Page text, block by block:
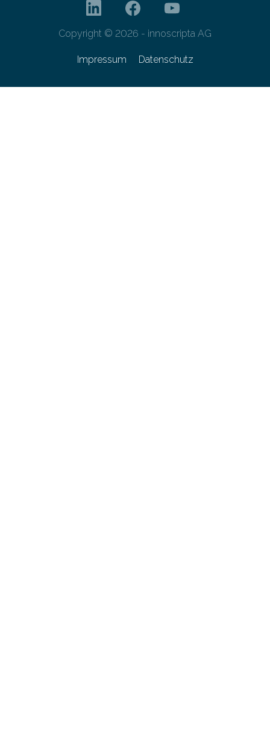
Copyright © 2026 - innoscripta AG
Impressum Datenschutz